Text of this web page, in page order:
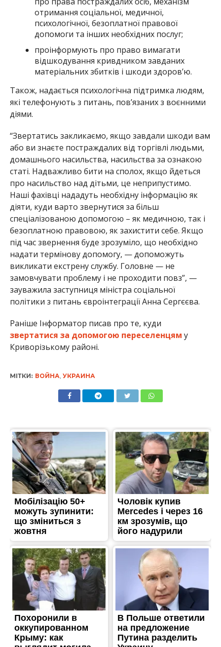
отримання соціальної, медичної,
психологічної, безоплатної правової
допомоги та інших необхідних послуг;
проінформують про право вимагати
відшкодування кривдником завданих
матеріальних збитків і шкоди здоров’ю.
Також, надається психологічна підтримка людям,
які телефонують з питань, пов’язаних з воєнними
діями.
“Звертатись закликаємо, якщо завдали шкоди вам
або ви знаєте постраждалих від торгівлі людьми,
домашнього насильства, насильства за ознакою
статі. Надважливо бити на сполох, якщо йдеться
про насильство над дітьми, це неприпустимо.
Наші фахівці нададуть необхідну інформацію як
діяти, куди варто звернутися за більш
спеціалізованою допомогою – як медичною, так і
безоплатною правовою, як захистити себе. Якщо
під час звернення буде зрозуміло, що необхідно
надати термінову допомогу, — допоможуть
викликати екстрену службу. Головне — не
замовчувати проблему і не проходити повз”, —
зауважила заступниця міністра соціальної
політики з питань євроінтеграції Анна Сергєєва.
Раніше Інформатор писав про те, куди
звертатися за допомогою переселенцям у
Криворізькому районі.
МІТКИ: ВОЙНА УКРАИНА